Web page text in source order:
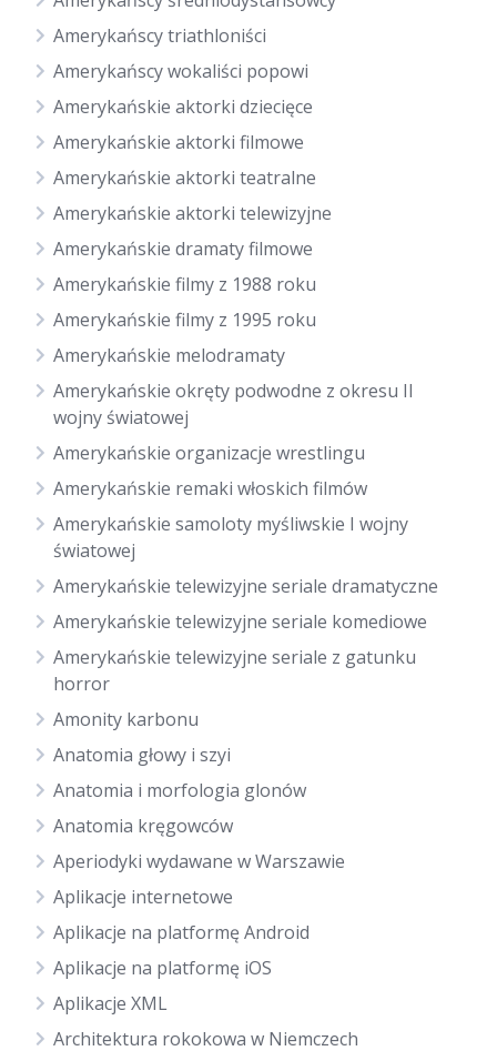
Amerykańscy triathloniści
Amerykańscy wokaliści popowi
Amerykańskie aktorki dziecięce
Amerykańskie aktorki filmowe
Amerykańskie aktorki teatralne
Amerykańskie aktorki telewizyjne
Amerykańskie dramaty filmowe
Amerykańskie filmy z 1988 roku
Amerykańskie filmy z 1995 roku
Amerykańskie melodramaty
Amerykańskie okręty podwodne z okresu II
wojny światowej
Amerykańskie organizacje wrestlingu
Amerykańskie remaki włoskich filmów
Amerykańskie samoloty myśliwskie I wojny
światowej
Amerykańskie telewizyjne seriale dramatyczne
Amerykańskie telewizyjne seriale komediowe
Amerykańskie telewizyjne seriale z gatunku
horror
Amonity karbonu
Anatomia głowy i szyi
Anatomia i morfologia glonów
Anatomia kręgowców
Aperiodyki wydawane w Warszawie
Aplikacje internetowe
Aplikacje na platformę Android
Aplikacje na platformę iOS
Aplikacje XML
Architektura rokokowa w Niemczech